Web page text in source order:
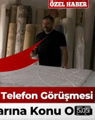
5:05